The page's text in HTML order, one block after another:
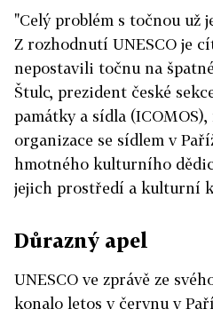
"Celý problém s točnou už
Z rozhodnutí UNESCO je
nepostavili točnu na
Štulc, prezident české
památky a sídla
organizace se sídlem v
hmotného kulturního
jejich prostředí a kulturní
Důrazný apel
UNESCO ve zprávě ze
konalo letos v červnu v